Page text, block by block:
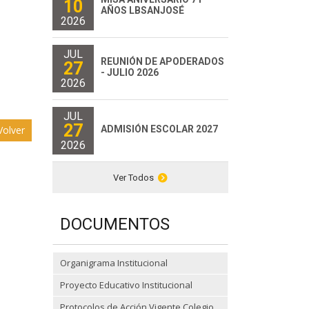
10
2026
AÑOS LBSANJOSÉ
JUL
27
2026
REUNIÓN DE APODERADOS
- JULIO 2026
JUL
27
2026
ADMISIÓN ESCOLAR 2027
Ver Todos
DOCUMENTOS
Organigrama Institucional
Proyecto Educativo Institucional